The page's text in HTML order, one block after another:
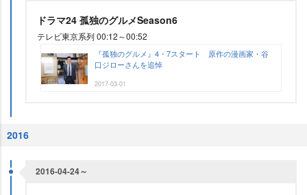
ドラマ24 孤独のグルメSeason6
テレビ東京系列 00:12～00:52
『孤独のグルメ』4・7スタート 原作の漫画家・谷
口ジローさんを追悼
2017-03-01
2016
2016-04-24～